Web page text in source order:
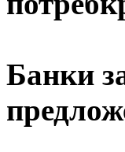
Банки